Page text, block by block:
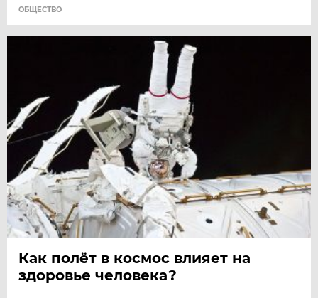
ОБЩЕСТВО
Как полёт в космос влияет на
здоровье человека?